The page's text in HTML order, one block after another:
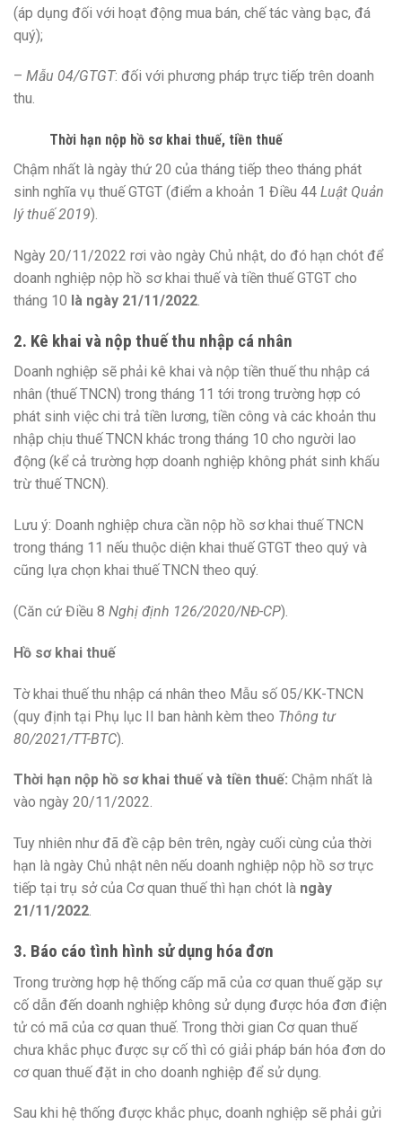
(áp dụng đối với hoạt động mua bán, chế tác vàng bạc, đá
quý);
– Mẫu 04/GTGT: đối với phương pháp trực tiếp trên doanh
thu.
Thời hạn nộp hồ sơ khai thuế, tiền thuế
Chậm nhất là ngày thứ 20 của tháng tiếp theo tháng phát
sinh nghĩa vụ thuế GTGT (điểm a khoản 1 Điều 44 Luật Quản
lý thuế 2019).
Ngày 20/11/2022 rơi vào ngày Chủ nhật, do đó hạn chót để
doanh nghiệp nộp hồ sơ khai thuế và tiền thuế GTGT cho
tháng 10 là ngày 21/11/2022.
2. Kê khai và nộp thuế thu nhập cá nhân
Doanh nghiệp sẽ phải kê khai và nộp tiền thuế thu nhập cá
nhân (thuế TNCN) trong tháng 11 tới trong trường hợp có
phát sinh việc chi trả tiền lương, tiền công và các khoản thu
nhập chịu thuế TNCN khác trong tháng 10 cho người lao
động (kể cả trường hợp doanh nghiệp không phát sinh khấu
trừ thuế TNCN).
Lưu ý: Doanh nghiệp chưa cần nộp hồ sơ khai thuế TNCN
trong tháng 11 nếu thuộc diện khai thuế GTGT theo quý và
cũng lựa chọn khai thuế TNCN theo quý.
(Căn cứ Điều 8 Nghị định 126/2020/NĐ-CP).
Hồ sơ khai thuế
Tờ khai thuế thu nhập cá nhân theo Mẫu số 05/KK-TNCN
(quy định tại Phụ lục II ban hành kèm theo Thông tư
80/2021/TT-BTC).
Thời hạn nộp hồ sơ khai thuế và tiền thuế: Chậm nhất là
vào ngày 20/11/2022.
Tuy nhiên như đã đề cập bên trên, ngày cuối cùng của thời
hạn là ngày Chủ nhật nên nếu doanh nghiệp nộp hồ sơ trực
tiếp tại trụ sở của Cơ quan thuế thì hạn chót là ngày
21/11/2022.
3. Báo cáo tình hình sử dụng hóa đơn
Trong trường hợp hệ thống cấp mã của cơ quan thuế gặp sự
cố dẫn đến doanh nghiệp không sử dụng được hóa đơn điện
tử có mã của cơ quan thuế. Trong thời gian Cơ quan thuế
chưa khắc phục được sự cố thì có giải pháp bán hóa đơn do
cơ quan thuế đặt in cho doanh nghiệp để sử dụng.
Sau khi hệ thống được khắc phục, doanh nghiệp sẽ phải gửi